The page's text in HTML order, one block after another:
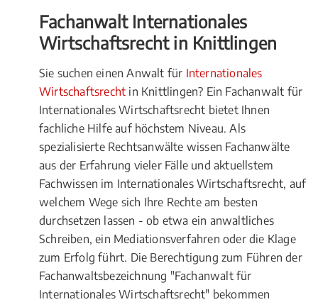
Fachanwalt Internationales
Wirtschaftsrecht in Knittlingen
Sie suchen einen Anwalt für Internationales
Wirtschaftsrecht in Knittlingen? Ein Fachanwalt für
Internationales Wirtschaftsrecht bietet Ihnen
fachliche Hilfe auf höchstem Niveau. Als
spezialisierte Rechtsanwälte wissen Fachanwälte
aus der Erfahrung vieler Fälle und aktuellstem
Fachwissen im Internationales Wirtschaftsrecht, auf
welchem Wege sich Ihre Rechte am besten
durchsetzen lassen - ob etwa ein anwaltliches
Schreiben, ein Mediationsverfahren oder die Klage
zum Erfolg führt. Die Berechtigung zum Führen der
Fachanwaltsbezeichnung "Fachanwalt für
Internationales Wirtschaftsrecht" bekommen